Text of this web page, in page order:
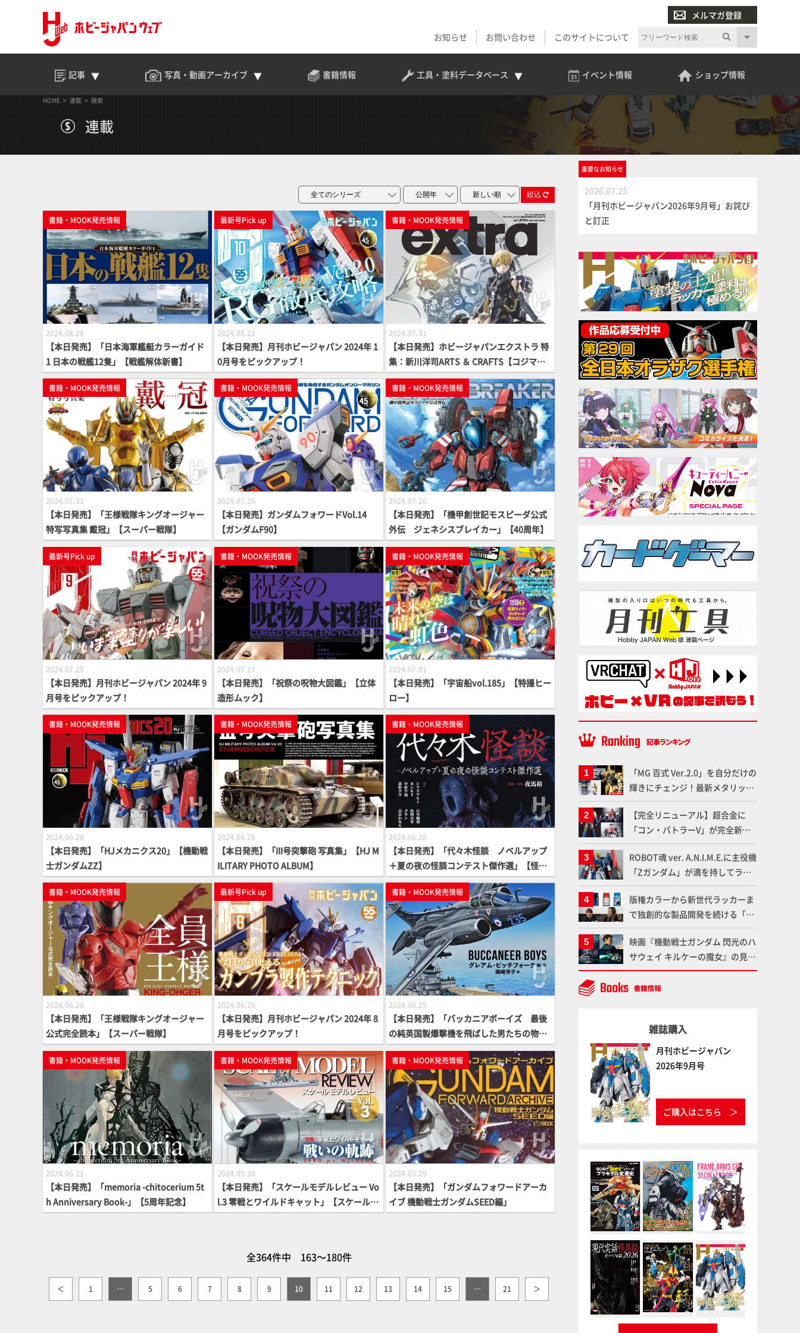
メルマガ登録
お知らせ
お問い合わせ このサイトについて
記事 写真・動画アーカイブ 書籍情報 工具・塗料データベース イベント情報 ショップ情報
HOME 連載 検索
連載
絞込
書籍・MOOK発売情報
2024.08.28
【本日発売】「日本海軍艦艇カラーガイド
1 日本の戦艦12隻」【戦艦解体新書】
最新号Pick up
2024.08.23
【本日発売】月刊ホビージャパン 2024年 1
0月号をピックアップ！
書籍・MOOK発売情報
2024.07.31
【本日発売】ホビージャパンエクストラ 特
集：新川洋司ARTS ＆ CRAFTS【コジマプ
ロダクション】
書籍・MOOK発売情報
2024.07.31
【本日発売】「王様戦隊キングオージャー
特写写真集 戴冠」【スーパー戦隊】
書籍・MOOK発売情報
2024.07.26
【本日発売】ガンダムフォワードVol.14
【ガンダムF90】
書籍・MOOK発売情報
2024.07.26
【本日発売】「機甲創世記モスピーダ公式
外伝 ジェネシスブレイカー」【40周年】
最新号Pick up
2024.07.25
【本日発売】月刊ホビージャパン 2024年 9
月号をピックアップ！
書籍・MOOK発売情報
2024.07.17
【本日発売】「祝祭の呪物大図鑑」【立体
造形ムック】
書籍・MOOK発売情報
2024.07.01
【本日発売】「宇宙船vol.185」【特撮ヒー
ロー】
書籍・MOOK発売情報
2024.06.28
【本日発売】「HJメカニクス20」【機動戦
士ガンダムZZ】
書籍・MOOK発売情報
2024.06.28
【本日発売】「III号突撃砲 写真集」【HJ M
ILITARY PHOTO ALBUM】
書籍・MOOK発売情報
2024.06.28
【本日発売】「代々木怪談 ノベルアップ
＋夏の夜の怪談コンテスト傑作選」【怪談
アンソロジー】
書籍・MOOK発売情報
2024.06.26
【本日発売】「王様戦隊キングオージャー
公式完全読本」【スーパー戦隊】
最新号Pick up
2024.06.25
【本日発売】月刊ホビージャパン 2024年 8
月号をピックアップ！
書籍・MOOK発売情報
2024.06.25
【本日発売】「バッカニアボーイズ 最後
の純英国製爆撃機を飛ばした男たちの物
語」【軍事選書シリーズ】
書籍・MOOK発売情報
2024.06.11
【本日発売】「memoria -chitocerium 5t
h Anniversary Book-」【5周年記念】
書籍・MOOK発売情報
2024.05.30
【本日発売】「スケールモデルレビュー Vo
l.3 零戦とワイルドキャット」【スケールモ
デル】
書籍・MOOK発売情報
2024.05.29
【本日発売】「ガンダムフォワードアーカ
イブ 機動戦士ガンダムSEED編」
全364件中 163～180件
＜ 1 … 5 6 7 8 9 10 11 12 13 14 15 … 21 ＞
重要なお知らせ
2026.07.25
「月刊ホビージャパン2026年9月号」お詫び
と訂正
「MG 百式 Ver.2.0」を自分だけの
輝きにチェンジ！最新メタリック
塗料を使ってより金属感を増した
仕上がりに!!【試し読み】
【完全リニューアル】超合金に
「コン・バトラーV」が完全新規
造形で登場！気になる仕様を試作
品の撮り下ろしでご紹介!!さらに
「大鉄人17」＆「ワンエイト」セ
ット情報もお届け！【超合金の
魂】
ROBOT魂 ver. A.N.I.M.E.に主役機
「Zガンダム」が満を持してライ
ンナップ！ウェイブライダーへの
変形、劇中どおりのプロポーショ
ンを再現【機動戦士Zガンダム】
版権カラーから新世代ラッカーま
で独創的な製品開発を続ける「ガ
イアノーツ」に塗料開発の裏側と
ラッカー塗料の未来についてイン
タビュー！
映画『機動戦士ガンダム 閃光のハ
サウェイ キルケーの魔女』の見放
題配信が8月31日（月）よりスタ
ート！Prime Videoで国内独占配
雑誌購入
月刊ホビージャパン
2026年9月号
ご購入はこちら